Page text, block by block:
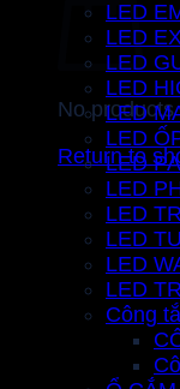
No
Return to
LED
LED
LED
LED
LED
LED
LED
LED
LED
LED
LED
LED
Công